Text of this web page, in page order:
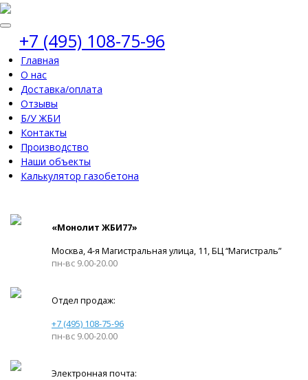
+7 (495) 108-75-96
Главная
О нас
Доставка/оплата
Отзывы
Б/У ЖБИ
Контакты
Производство
Наши объекты
Калькулятор газобетона
«Монолит ЖБИ77»
Москва, 4-я Магистральная улица, 11, ​БЦ “Магистраль”
пн-вс 9.00-20.00
Отдел продаж:
+7 (495) 108-75-96
пн-вс 9.00-20.00
Электронная почта: